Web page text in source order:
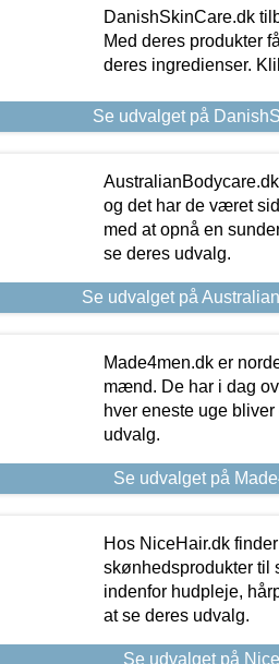
DanishSkinCare.dk
Med deres produkter
deres ingredienser.
Se udvalget på
og det har de været
med at opnå en
se deres udvalg.
Se udvalget på
Made4men.dk er
mænd. De har i dag
hver eneste uge
udvalg.
Se udvalget på
Hos NiceHair.dk
skønhedsprodukter til
indenfor hudpleje,
at se deres udvalg.
Se udvalget på